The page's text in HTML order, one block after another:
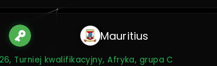
Mauritius
Turniej kwalifikacyjny, Afryka, grupa C